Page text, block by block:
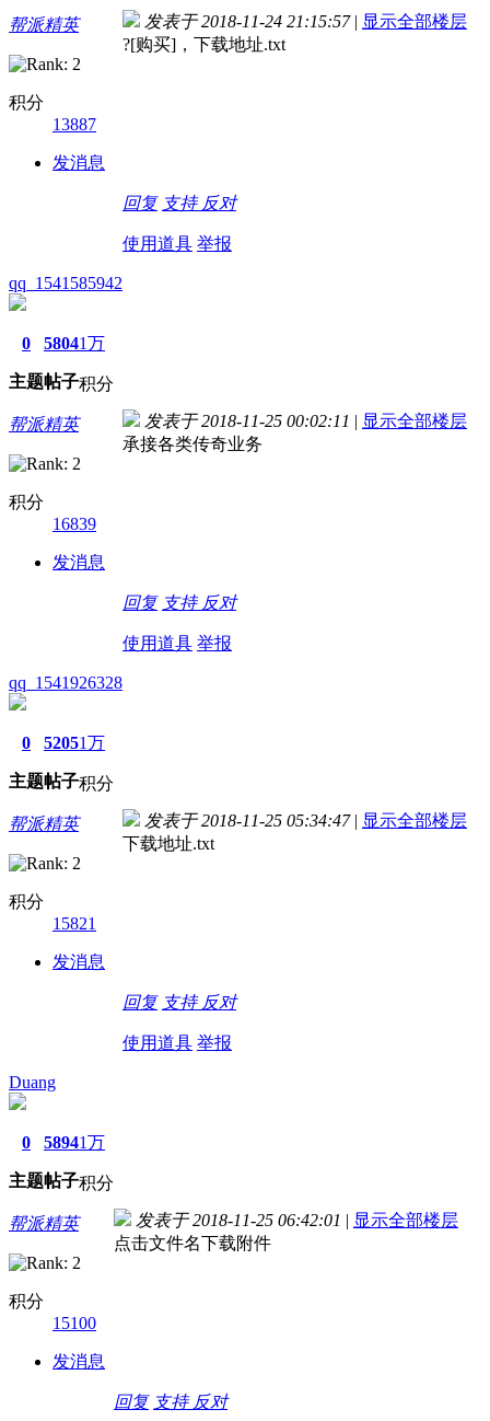
帮派精英
积分
13887
发消息
发表于 2018-11-24 21:15:57 | 显示全部楼层
?[购买]，下载地址.txt
回复 支持 反对
使用道具 举报
qq_1541585942
0
主题
5804
帖子
1万
积分
帮派精英
积分
16839
发消息
发表于 2018-11-25 00:02:11 | 显示全部楼层
承接各类传奇业务
回复 支持 反对
使用道具 举报
qq_1541926328
0
主题
5205
帖子
1万
积分
帮派精英
积分
15821
发消息
发表于 2018-11-25 05:34:47 | 显示全部楼层
下载地址.txt
回复 支持 反对
使用道具 举报
Duang
0
主题
5894
帖子
1万
积分
帮派精英
积分
15100
发消息
发表于 2018-11-25 06:42:01 | 显示全部楼层
点击文件名下载附件
回复 支持 反对